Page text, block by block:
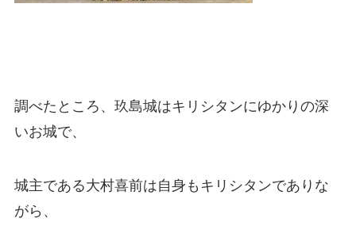
調べたところ、玖島城はキリシタンにゆかりの深
いお城で、
城主である大村喜前は自身もキリシタンでありな
がら、